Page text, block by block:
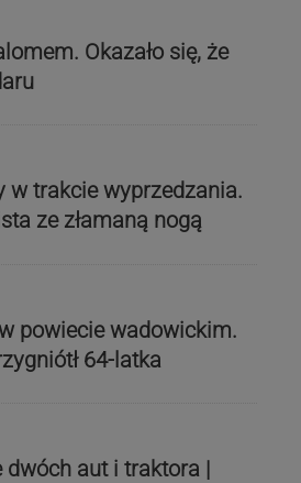
Okazało się, że
w trakcie wyprzedzania.
ze złamaną nogą
powiecie wadowickim.
64-latka
dwóch aut i traktora |